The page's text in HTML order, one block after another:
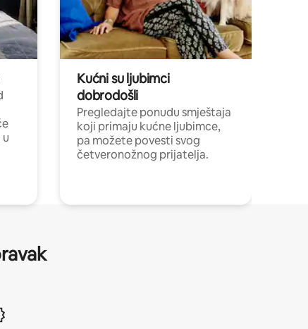
Kućni su ljubimci
dobrodošli
Pregledajte ponudu smještaja
koji primaju kućne ljubimce,
pa možete povesti svog
četveronožnog prijatelja.